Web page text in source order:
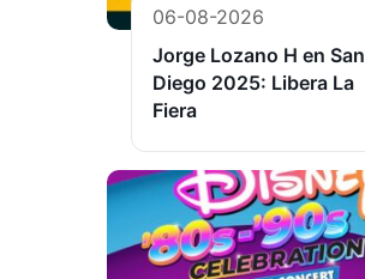
06-08-2026
Jorge Lozano H en San
Diego 2025: Libera La
Fiera